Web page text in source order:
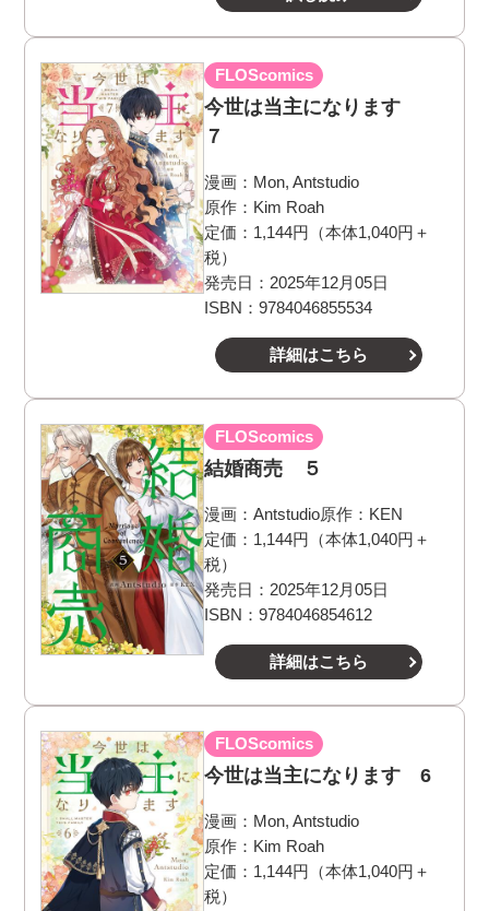
FLOScomics
今世は当主になります
７
漫画： Mon, Antstudio
原作： Kim Roah
定価：1,144円（本体1,040円＋
税）
発売日：2025年12月05日
ISBN：9784046855534
詳細はこちら
FLOScomics
結婚商売 ５
漫画： Antstudio原作： KEN
定価：1,144円（本体1,040円＋
税）
発売日：2025年12月05日
ISBN：9784046854612
詳細はこちら
FLOScomics
今世は当主になります 6
漫画： Mon, Antstudio
原作： Kim Roah
定価：1,144円（本体1,040円＋
税）